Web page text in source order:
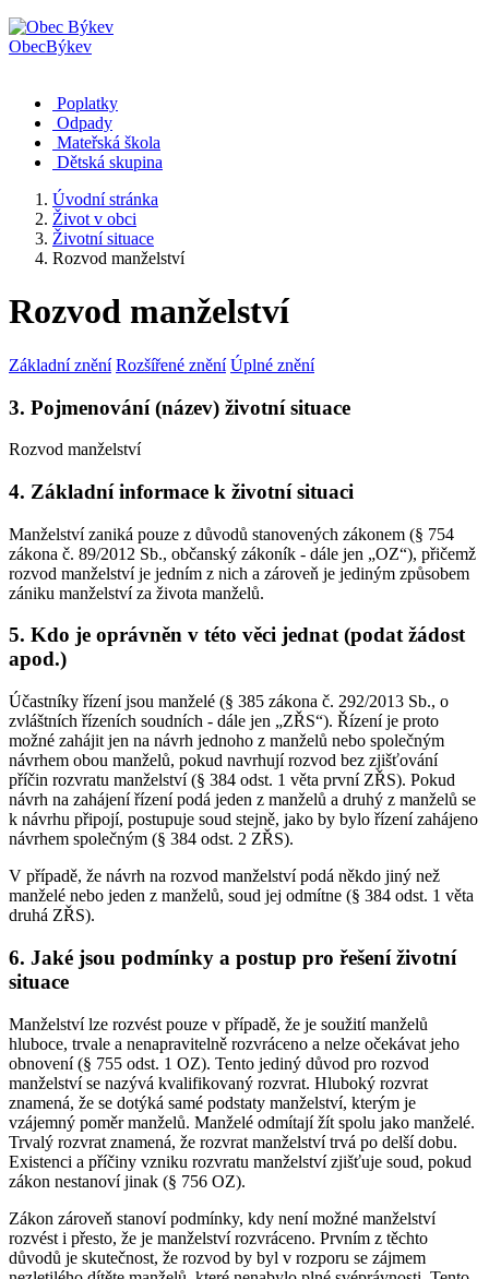
ObecBýkev
Poplatky
Odpady
Mateřská škola
Dětská skupina
Úvodní stránka
Život v obci
Životní situace
Rozvod manželství
Rozvod manželství
Základní znění Rozšířené znění Úplné znění
3. Pojmenování (název) životní situace
Rozvod manželství
4. Základní informace k životní situaci
Manželství zaniká pouze z důvodů stanovených zákonem (§ 754
zákona č. 89/2012 Sb., občanský zákoník - dále jen „OZ“), přičemž
rozvod manželství je jedním z nich a zároveň je jediným způsobem
zániku manželství za života manželů.
5. Kdo je oprávněn v této věci jednat (podat žádost
apod.)
Účastníky řízení jsou manželé (§ 385 zákona č. 292/2013 Sb., o
zvláštních řízeních soudních - dále jen „ZŘS“). Řízení je proto
možné zahájit jen na návrh jednoho z manželů nebo společným
návrhem obou manželů, pokud navrhují rozvod bez zjišťování
příčin rozvratu manželství (§ 384 odst. 1 věta první ZŘS). Pokud
návrh na zahájení řízení podá jeden z manželů a druhý z manželů se
k návrhu připojí, postupuje soud stejně, jako by bylo řízení zahájeno
návrhem společným (§ 384 odst. 2 ZŘS).
V případě, že návrh na rozvod manželství podá někdo jiný než
manželé nebo jeden z manželů, soud jej odmítne (§ 384 odst. 1 věta
druhá ZŘS).
6. Jaké jsou podmínky a postup pro řešení životní
situace
Manželství lze rozvést pouze v případě, že je soužití manželů
hluboce, trvale a nenapravitelně rozvráceno a nelze očekávat jeho
obnovení (§ 755 odst. 1 OZ). Tento jediný důvod pro rozvod
manželství se nazývá kvalifikovaný rozvrat. Hluboký rozvrat
znamená, že se dotýká samé podstaty manželství, kterým je
vzájemný poměr manželů. Manželé odmítají žít spolu jako manželé.
Trvalý rozvrat znamená, že rozvrat manželství trvá po delší dobu.
Existenci a příčiny vzniku rozvratu manželství zjišťuje soud, pokud
zákon nestanoví jinak (§ 756 OZ).
Zákon zároveň stanoví podmínky, kdy není možné manželství
rozvést i přesto, že je manželství rozvráceno. Prvním z těchto
důvodů je skutečnost, že rozvod by byl v rozporu se zájmem